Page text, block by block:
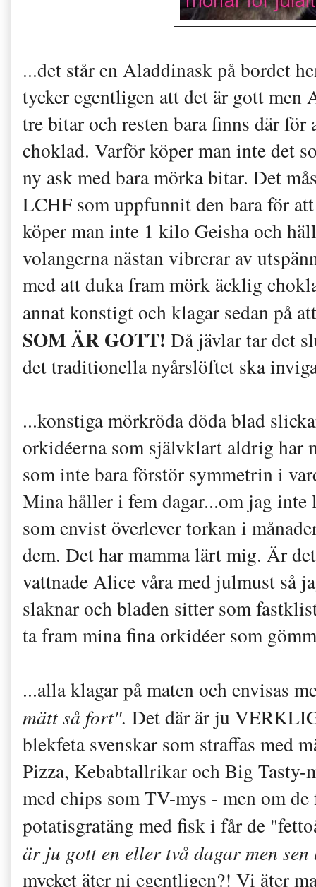
...det står en Aladdinask på bordet
tycker egentligen att det är gott
tre bitar och resten bara finns där
choklad. Varför köper man inte det
ny ask med bara mörka bitar. Det
LCHF som uppfunnit den bara för
köper man inte 1 kilo Geisha och
volangerna nästan vibrerar av
med att duka fram mörk äcklig
annat konstigt och klagar sedan på
SOM ÄR GOTT! Då jävlar tar det
det traditionella nyårslöftet ska
...konstiga mörkröda döda blad
orkidéerna som självklart aldrig har
som inte bara förstör symmetrin i
Mina håller i fem dagar...om jag inte
som envist överlever torkan i
dem. Det har mamma lärt mig. Är
vattnade Alice våra med julmust så
slaknar och bladen sitter som
ta fram mina fina orkidéer som
...alla klagar på maten och envisas
mätt så fort". Det där är ju
blekfeta svenskar som straffas med
Pizza, Kebabtallrikar och Big Tasty-
med chips som TV-mys - men om
potatisgratäng med fisk i får de
är ju gott en eller två dagar men
mycket äter ni egentligen?! Vi äter